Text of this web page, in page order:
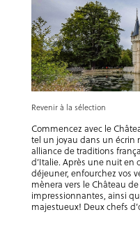
Revenir à la sélection
Commencez avec le
tel un joyau dans un écrin
alliance de traditions
d’Italie. Après une nuit en
déjeuner, enfourchez vos
mènera vers le Château
impressionnantes, ainsi
majestueux! Deux chefs